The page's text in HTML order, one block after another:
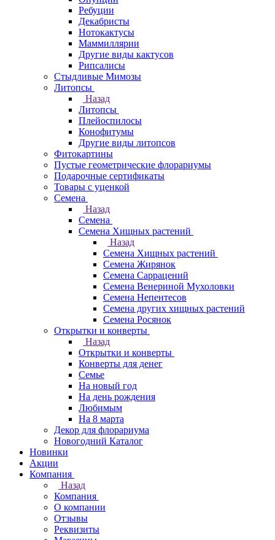
Ребуции
Декабристы
Нотокактусы
Маммиллярии
Другие виды кактусов
Рипсалисы
Стыдливые Мимозы
Литопсы
Назад
Литопсы
Плейоспилосы
Конофитумы
Другие виды литопсов
Фитокартины
Пустые геометрические флорариумы
Подарочные сертификаты
Товары с уценкой
Семена
Назад
Семена
Семена Хищных растений
Назад
Семена Хищных растений
Семена Жирянок
Семена Саррацений
Семена Венериной Мухоловки
Семена Непентесов
Семена других хищных растений
Семена Росянок
Открытки и конверты
Назад
Открытки и конверты
Конверты для денег
Семье
На новый год
На день рождения
Любимым
На 8 марта
Декор для флорариума
Новогодний Каталог
Новинки
Акции
Компания
Назад
Компания
О компании
Отзывы
Реквизиты